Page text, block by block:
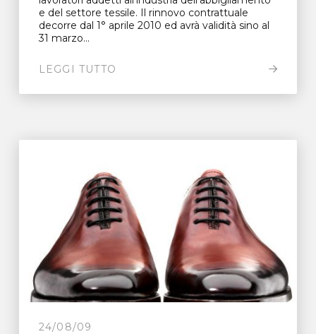
e del settore tessile. Il rinnovo contrattuale
decorre dal 1° aprile 2010 ed avrà validità sino al
31 marzo...
LEGGI TUTTO
24/08/09